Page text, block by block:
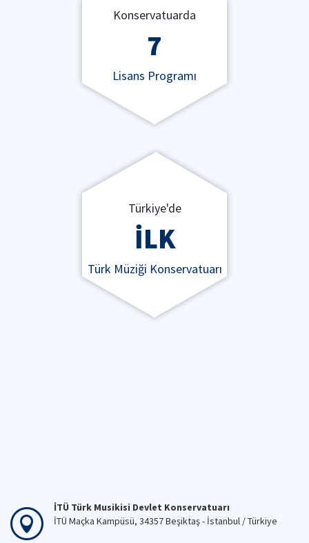
Konservatuarda
7
Lisans Programı
Türkiye'de
İLK
Türk Müziği Konservatuarı
İTÜ Türk Musikisi Devlet Konservatuarı
İTÜ Maçka Kampüsü, 34357 Beşiktaş - İstanbul / Türkiye